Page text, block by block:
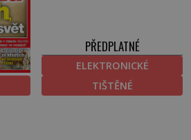
PŘEDPLATNÉ
ELEKTRONICKÉ
TIŠTĚNÉ